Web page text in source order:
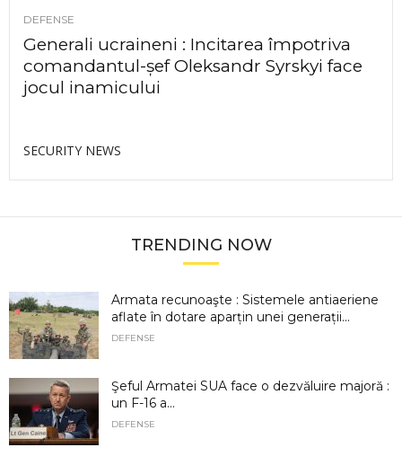
DEFENSE
Generali ucraineni : Incitarea împotriva
comandantul-șef Oleksandr Syrskyi face
jocul inamicului
SECURITY NEWS
TRENDING NOW
Armata recunoaşte : Sistemele antiaeriene
aflate în dotare aparțin unei generații...
DEFENSE
Şeful Armatei SUA face o dezvăluire majoră :
un F-16 a...
DEFENSE